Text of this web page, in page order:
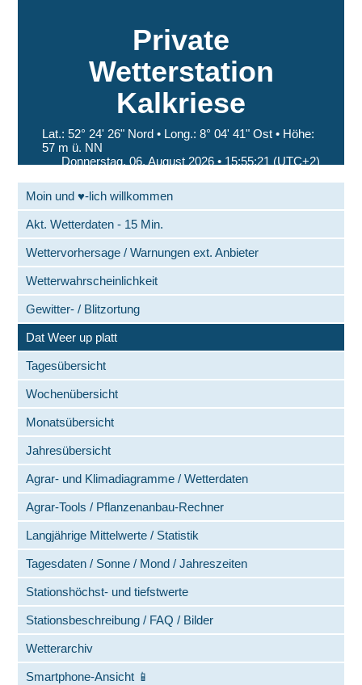
Private
Wetterstation
Kalkriese
Lat.: 52° 24' 26" Nord • Long.: 8° 04' 41" Ost • Höhe:
57 m ü. NN
Donnerstag, 06. August 2026 • 15:55:21 (UTC+2)
Moin und ♥-lich willkommen
Akt. Wetterdaten - 15 Min.
Wettervorhersage / Warnungen ext. Anbieter
Wetterwahrscheinlichkeit
Gewitter- / Blitzortung
Dat Weer up platt
Tagesübersicht
Wochenübersicht
Monatsübersicht
Jahresübersicht
Agrar- und Klimadiagramme / Wetterdaten
Agrar‑Tools / Pflanzenanbau-Rechner
Langjährige Mittelwerte / Statistik
Tagesdaten / Sonne / Mond / Jahreszeiten
Stationshöchst- und tiefstwerte
Stationsbeschreibung / FAQ / Bilder
Wetterarchiv
Smartphone-Ansicht 📱